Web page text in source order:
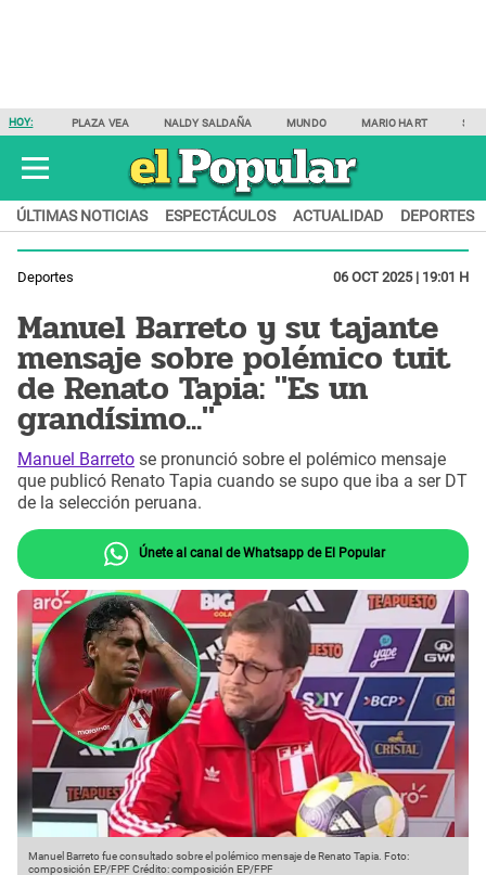
HOY: PLAZA VEA NALDY SALDAÑA MUNDO MARIO HART
ÚLTIMAS NOTICIAS ESPECTÁCULOS ACTUALIDAD DEPORTES
Deportes 06 OCT 2025 | 19:01 H
Manuel Barreto y su tajante
mensaje sobre polémico tuit
de Renato Tapia: "Es un
grandísimo..."
Manuel Barreto se pronunció sobre el polémico mensaje
que publicó Renato Tapia cuando se supo que iba a ser DT
de la selección peruana.
Únete al canal de Whatsapp de El Popular
Manuel Barreto fue consultado sobre el polémico mensaje de Renato Tapia. Foto:
composición EP/FPFCrédito: composición EP/FPF